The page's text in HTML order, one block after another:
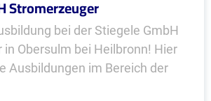
Stromerzeuger
bei der Stiegele GmbH
Obersulm bei Heilbronn! Hier
Ausbildungen im Bereich der